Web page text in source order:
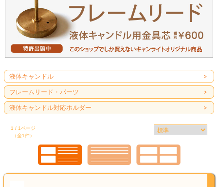
液体キャンドル
フレームリード・パーツ
液体キャンドル対応ホルダー
1 / 1ページ
（全1件）